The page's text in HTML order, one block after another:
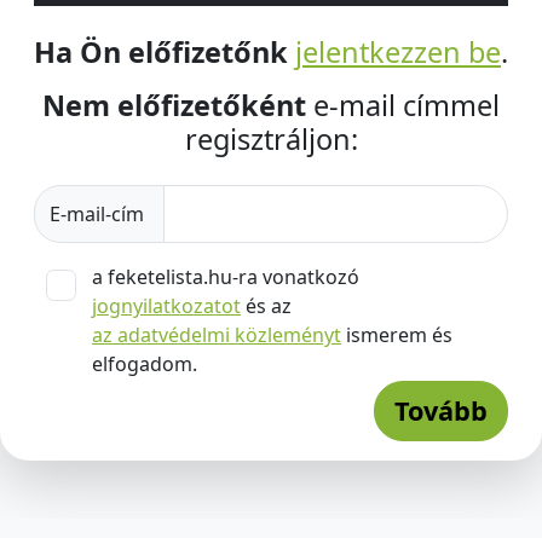
Ha Ön előfizetőnk jelentkezzen be.
Nem előfizetőként e-mail címmel
regisztráljon:
E-mail-cím
a feketelista.hu-ra vonatkozó
jognyilatkozatot és az
az adatvédelmi közleményt ismerem és
elfogadom.
Tovább